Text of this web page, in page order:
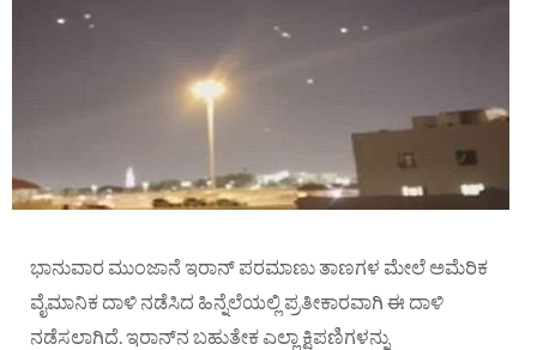
ಭಾನುವಾರ ಮುಂಜಾನೆ ಇರಾನ್ ಪರಮಾಣು ತಾಣಗಳ ಮೇಲೆ ಅಮೆರಿಕ
ವೈಮಾನಿಕ ದಾಳಿ ನಡೆಸಿದ ಹಿನ್ನೆಲೆಯಲ್ಲಿ ಪ್ರತೀಕಾರವಾಗಿ ಈ ದಾಳಿ
ನಡೆಸಲಾಗಿದೆ. ಇರಾನ್‌ನ ಬಹುತೇಕ ಎಲ್ಲಾ ಕ್ಷಿಪಣಿಗಳನ್ನು